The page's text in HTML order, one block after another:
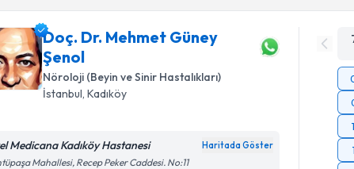
Doç. Dr. Mehmet Güney
Şenol
Nöroloji (Beyin ve Sinir Hastalıkları)
İstanbul, Kadıköy
Medicana Kadıköy Hastanesi Haritada Göster
Mahallesi, Recep Peker Caddesi. No:11